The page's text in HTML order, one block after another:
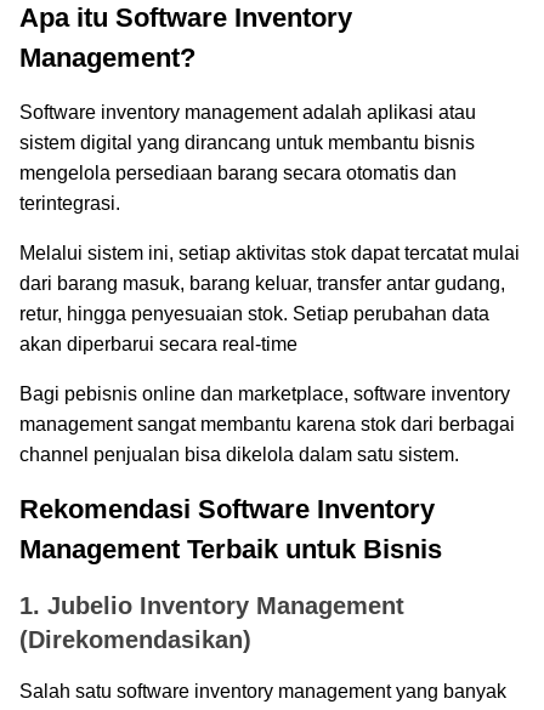
Apa itu Software Inventory
Management?
Software inventory management adalah aplikasi atau
sistem digital yang dirancang untuk membantu bisnis
mengelola persediaan barang secara otomatis dan
terintegrasi.
Melalui sistem ini, setiap aktivitas stok dapat tercatat mulai
dari barang masuk, barang keluar, transfer antar gudang,
retur, hingga penyesuaian stok. Setiap perubahan data
akan diperbarui secara real-time
Bagi pebisnis online dan marketplace, software inventory
management sangat membantu karena stok dari berbagai
channel penjualan bisa dikelola dalam satu sistem.
Rekomendasi Software Inventory
Management Terbaik untuk Bisnis
1. Jubelio Inventory Management
(Direkomendasikan)
Salah satu software inventory management yang banyak